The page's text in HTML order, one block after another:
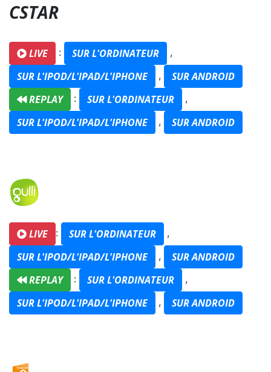
CSTAR
LIVE : SUR L'ORDINATEUR ,
SUR L'IPOD/L'IPAD/L'IPHONE ,
SUR ANDROID
REPLAY
: SUR L'ORDINATEUR ,
SUR L'IPOD/L'IPAD/L'IPHONE , SUR ANDROID
LIVE : SUR L'ORDINATEUR ,
SUR L'IPOD/L'IPAD/L'IPHONE ,
SUR ANDROID
REPLAY
: SUR L'ORDINATEUR ,
SUR L'IPOD/L'IPAD/L'IPHONE , SUR ANDROID